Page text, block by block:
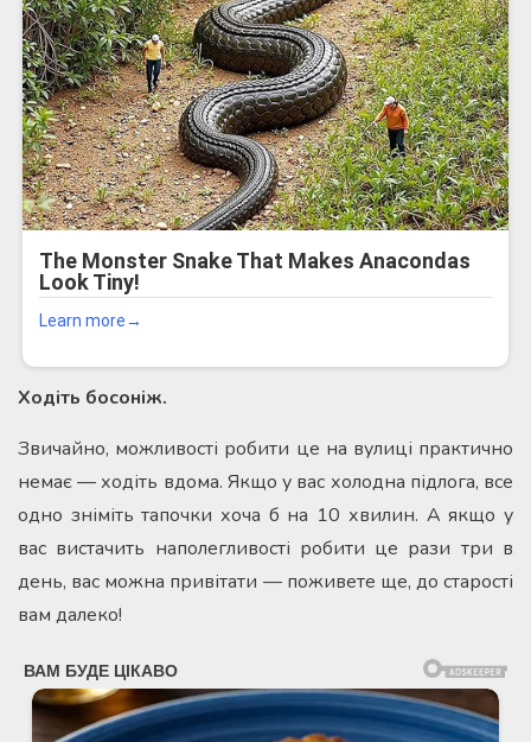
Ходіть босоніж.
Звичайно, можливості робити це на вулиці практично
немає — ходіть вдома. Якщо у вас холодна підлога, все
одно зніміть тапочки хоча б на 10 хвилин. А якщо у
вас вистачить наполегливості робити це рази три в
день, вас можна привітати — поживете ще, до старості
вам далеко!